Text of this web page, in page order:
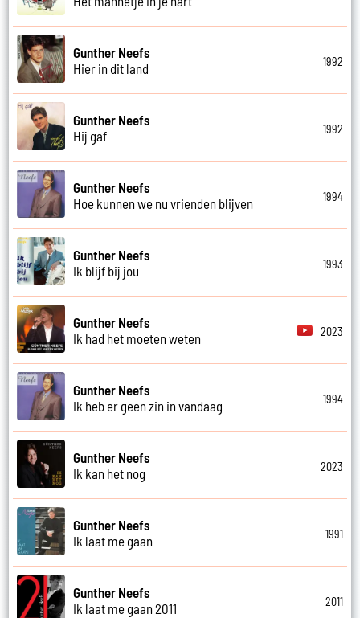
Gunther Neefs
Hier in dit land
1992
Gunther Neefs
Hij gaf
1992
Gunther Neefs
Hoe kunnen we nu vrienden blijven
1994
Gunther Neefs
Ik blijf bij jou
1993
Gunther Neefs
Ik had het moeten weten
2023
Gunther Neefs
Ik heb er geen zin in vandaag
1994
Gunther Neefs
Ik kan het nog
2023
Gunther Neefs
Ik laat me gaan
1991
Gunther Neefs
Ik laat me gaan 2011
2011